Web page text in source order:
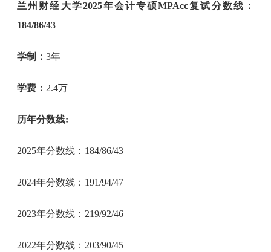
兰州财经大学2025年会计专硕MPAcc复试分数线：
184/86/43
学制：3年
学费： 2.4万
历年分数线:
2025年分数线：184/86/43
2024年分数线：191/94/47
2023年分数线：219/92/46
2022年分数线：203/90/45